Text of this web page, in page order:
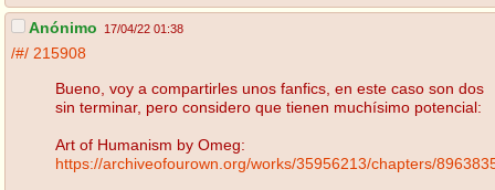
Anónimo 17/04/22 01:38
/#/ 215908
Bueno, voy a compartirles unos fanfics, en este caso son dos
sin terminar, pero considero que tienen muchísimo potencial:
Art of Humanism by Omeg:
https://archiveofourown.org/works/35956213/chapters/